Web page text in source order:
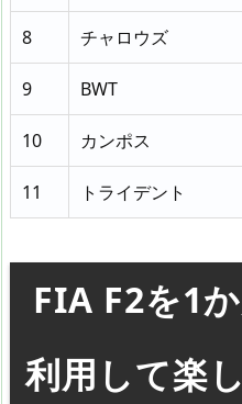
8 チャロウズ
9 BWT
10 カンポス
11 トライデント
FIA F2を1
利用して楽